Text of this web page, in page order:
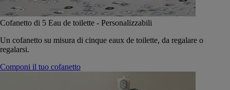
Cofanetto di 5 Eau de toilette - Personalizzabili
Un cofanetto su misura di cinque eaux de toilette, da regalare o
regalarsi.
Componi il tuo cofanetto